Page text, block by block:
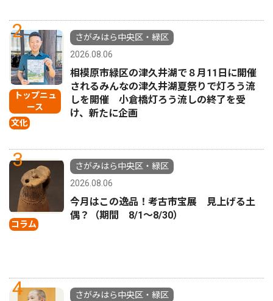
2
トップニュ
ース
文化
さがみはら中央区・緑区
2026.08.06
相模原市緑区の津久井湖で８月11日に開催
されるみんなの津久井湖夏祭りで灯ろう流
しを開催 小倉橋灯ろう流しの終了を受
け、新たに企画
3
コラム
さがみはら中央区・緑区
2026.08.06
今月はこの逸品！考古市宝展 見上げる土
偶？（期間 8/1〜8/30）
4
さがみはら中央区・緑区